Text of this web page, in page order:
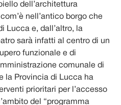
dell’architettura
nell’antico borgo che
Lucca e, dall’altro, la
sarà infatti al centro di un
funzionale e di
comunale di
la Provincia di Lucca ha
prioritari per l’accesso
del “programma